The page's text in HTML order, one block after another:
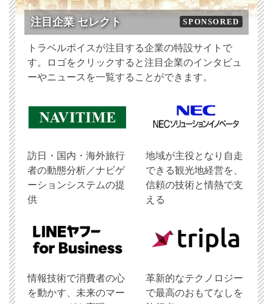
注目企業 セレクト SPONSORED
トラベルボイスが注目する企業の特設サイトで
す。ロゴをクリックすると注目企業のインタビュ
ーやニュースを一覧することができます。
訪日・国内・海外旅行
者の動態分析／ナビゲ
ーションシステムの提
供
地域が主役となり自走
できる観光地経営を、
信頼の技術と情熱で支
える
情報技術で消費者の心
を動かす、未来のマー
革新的なテクノロジー
で最高のおもてなしを